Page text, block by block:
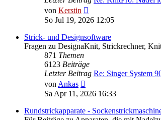
von Kerstin
Beitrag
So Jul 19, 2026 12:05
Strick- und Designsoftware
Fragen zu DesignaKnit, Strickrechner,
871 Themen
6123 Beiträge
Letzter Beitrag Re: Singer System
vonAnkas
Beitrag
Sa Apr 11, 2026 16:33
Rundstrickapparate -